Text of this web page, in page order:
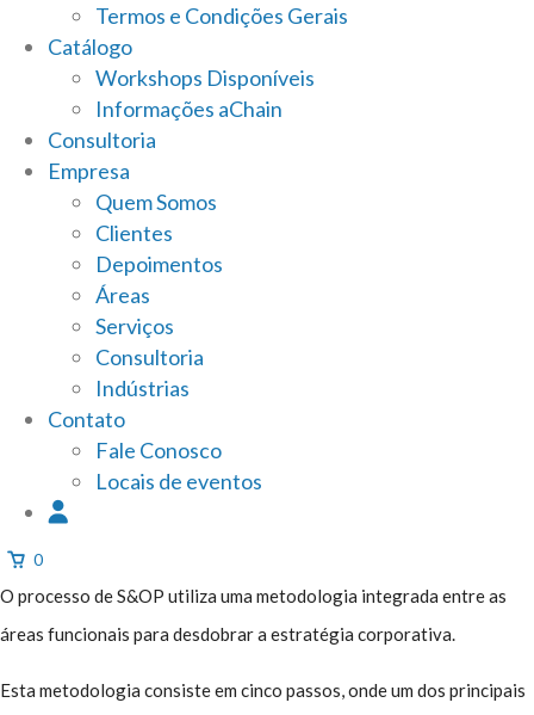
Termos e Condições Gerais
Catálogo
Workshops Disponíveis
Informações aChain
Consultoria
Empresa
Quem Somos
Clientes
Depoimentos
Áreas
Serviços
Consultoria
Indústrias
Contato
Fale Conosco
Locais de eventos
0
O processo de S&OP utiliza uma metodologia integrada entre as
áreas funcionais para desdobrar a estratégia corporativa.
Esta metodologia consiste em cinco passos, onde um dos principais